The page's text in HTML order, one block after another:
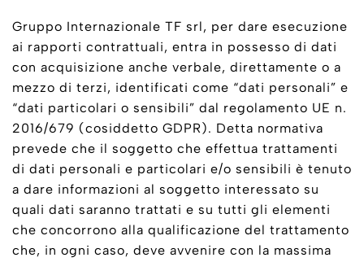
Gruppo Internazionale TF srl, per dare esecuzione
ai rapporti contrattuali, entra in possesso di dati
con acquisizione anche verbale, direttamente o a
mezzo di terzi, identificati come “dati personali” e
“dati particolari o sensibili” dal regolamento UE n.
2016/679 (cosiddetto GDPR). Detta normativa
prevede che il soggetto che effettua trattamenti
di dati personali e particolari e/o sensibili è tenuto
a dare informazioni al soggetto interessato su
quali dati saranno trattati e su tutti gli elementi
che concorrono alla qualificazione del trattamento
che, in ogni caso, deve avvenire con la massima